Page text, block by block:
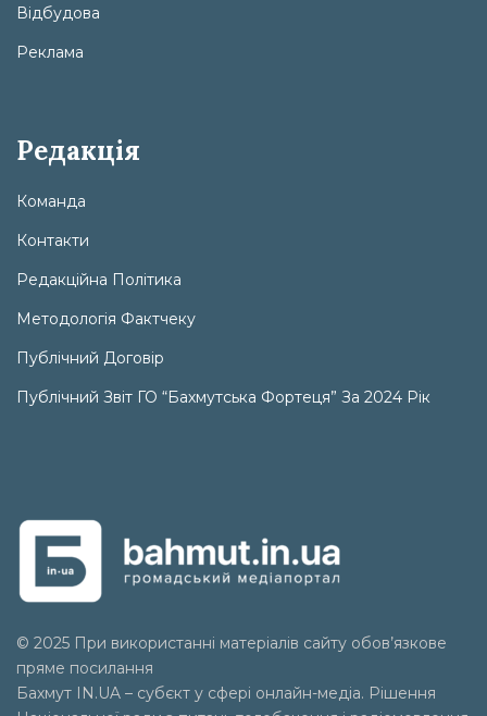
Відбудова
Реклама
Редакція
Команда
Контакти
Редакційна Політика
Методологія Фактчеку
Публічний Договір
Публічний Звіт ГО “Бахмутська Фортеця” За 2024 Рік
© 2025 При використанні матеріалів сайту обов’язкове
пряме посилання
Бахмут IN.UA – субєкт у сфері онлайн-медіа. Рішення